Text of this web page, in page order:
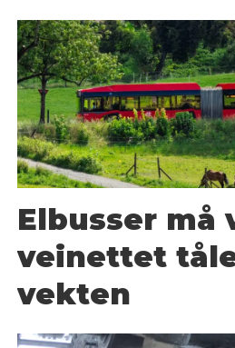
Elbusser må
veinettet
vekten